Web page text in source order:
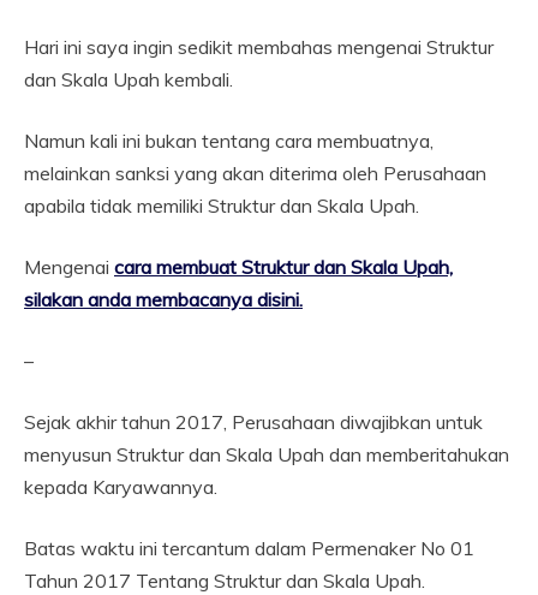
Hari ini saya ingin sedikit membahas mengenai Struktur
dan Skala Upah kembali.
Namun kali ini bukan tentang cara membuatnya,
melainkan sanksi yang akan diterima oleh Perusahaan
apabila tidak memiliki Struktur dan Skala Upah.
Mengenai cara membuat Struktur dan Skala Upah,
silakan anda membacanya disini.
–
Sejak akhir tahun 2017, Perusahaan diwajibkan untuk
menyusun Struktur dan Skala Upah dan memberitahukan
kepada Karyawannya.
Batas waktu ini tercantum dalam Permenaker No 01
Tahun 2017 Tentang Struktur dan Skala Upah.